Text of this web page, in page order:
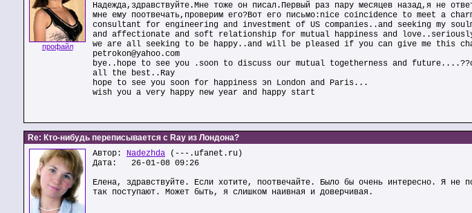
профайл
Надежда,здравствуйте.Мне тоже он писал.Первый раз пару месяцев назад,я не
мне ему поотвечать,проверим его?Вот его письмо:nice coincidence to meet
consultant for engineering and investment of US companies..and seeking my
and affectionate and soft relationship for mutual happiness and
we are all seeking to be happy..and will be pleased if you can give me this
petrokon@yahoo.com
bye..hope to see you .soon to discuss our mutual togetherness and
all the best..Ray
hope to see you soon for happiness эn London and Paris...
wish you a very happy new year and happy start
Re: Кто-нибудь переписывается с Ray из Лондона?
Автор: Nadezhda (---.ufanet.ru)
Дата: 26-01-08 09:26
Елена, здравствуйте. Если хотите, поотвечайте. Было бы очень интересно. Я
так поступают. Может быть, я слишком наивная и доверчивая.